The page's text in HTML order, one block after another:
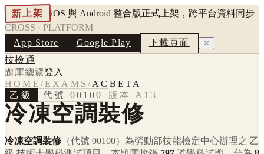
新上架
iOS 與 Android 整合版正式上架，跨平台資料同步
CROSS · PLATFORM
App Store
Google Play 下載頁面 ✕
技檢通
題庫總覽登入
HOME /EXAMS/ACBETA
乙級
代號 00100 版本 A13
冷凍空調裝修
冷凍空調裝修 （代號 00100） 為勞動部技能檢定中心辦理之 乙